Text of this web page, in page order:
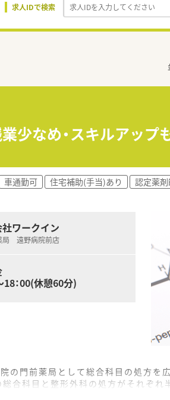
求人IDで検索
少なめ・スキルアッ
車通勤可 住宅補助(手当)あり 認定薬
ワークイン
局 遠野病院前店
18：00(休憩60分)
門前薬局として総合科目の処方を
科目と整形外科の処方がそれぞれ